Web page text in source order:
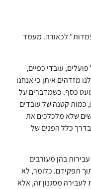
לכאורה. מעמד
עובדי כפיים,
מזדהים איתן כי אנחנו
כסף. כשמדברים על
כמות קטנה של עובדים
שלא מלכלכים את
בדרך כלל הפנים של
בהן מעורבים
תפקידם. כלומר, לא
לעבירה מסגנון זה, אלא